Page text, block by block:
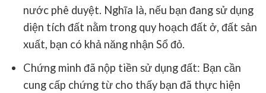
nước phê duyệt. Nghĩa là, nếu bạn đang sử dụng
diện tích đất nằm trong quy hoạch đất ở, đất sản
xuất, bạn có khả năng nhận Sổ đỏ.
Chứng minh đã nộp tiền sử dụng đất: Bạn cần
cung cấp chứng từ cho thấy bạn đã thực hiện